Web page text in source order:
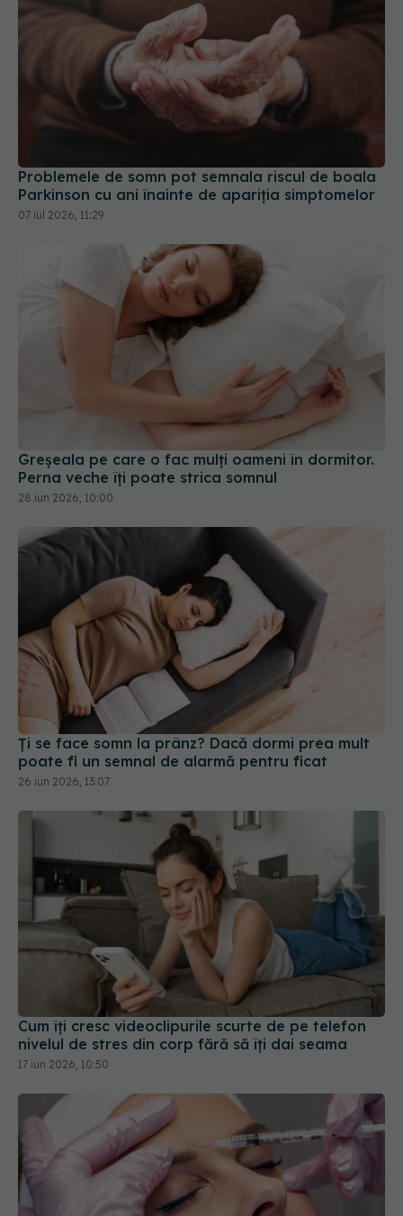
Problemele de somn pot semnala riscul de boala
Parkinson cu ani înainte de apariția simptomelor
07 iul 2026, 11:29
Greșeala pe care o fac mulți oameni în dormitor.
Perna veche îți poate strica somnul
28 iun 2026, 10:00
Ți se face somn la prânz? Dacă dormi prea mult
poate fi un semnal de alarmă pentru ficat
26 iun 2026, 13:07
Cum îți cresc videoclipurile scurte de pe telefon
nivelul de stres din corp fără să îți dai seama
17 iun 2026, 10:50